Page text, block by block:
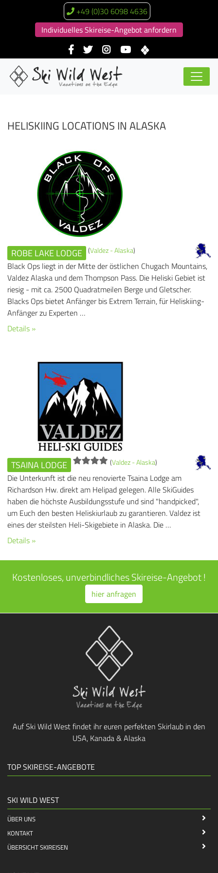
+49 (0)30 6098 4636
Individuelles Skireise-Angebot anfordern
HELISKIING LOCATIONS IN ALASKA
ROBE LAKE LODGE (Valdez - Alaska)
Black Ops liegt in der Mitte der östlichen Chugach Mountains,
Valdez Alaska und dem Thompson Pass. Die Heliski Gebiet ist
riesig - mit ca. 2500 Quadratmeilen Berge und Gletscher.
Blacks Ops bietet Anfänger bis Extrem Terrain, für Heliskiing-
Anfänger zu Experten …
Details »
TSAINA LODGE (Valdez - Alaska)
Die Unterkunft ist die neu renovierte Tsaina Lodge am
Richardson Hw. direkt am Helipad gelegen. Alle SkiGuides
haben die höchste Ausbildungsstufe und sind "handpicked",
um Euch den besten Heliskiurlaub zu garantieren. Valdez ist
eines der steilsten Heli-Skigebiete in Alaska. Die …
Details »
Kostenloses, unverbindliches Skireise-Angebot !
hier anfragen
Auf Ski Wild West findet ihr euren perfekten Skirlaub in den
USA, Kanada & Alaska
TOP SKIREISE-ANGEBOTE
SKI WILD WEST
ÜBER UNS
KONTAKT
ÜBERSICHT SKIREISEN